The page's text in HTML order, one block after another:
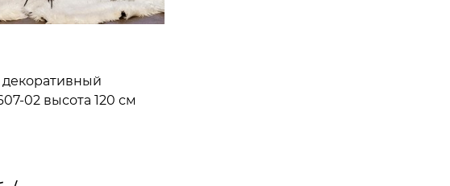
02 высота 120 см